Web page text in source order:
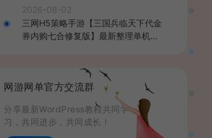
2026-08-02
三网H5策略手游【三国兵临天下代金
券内购七合修复版】最新整理单机一
端+详细搭建教程+视频教程
网游网单官方交流群
分享最新WordPress教程共同学
习，共同进步，共同成长！